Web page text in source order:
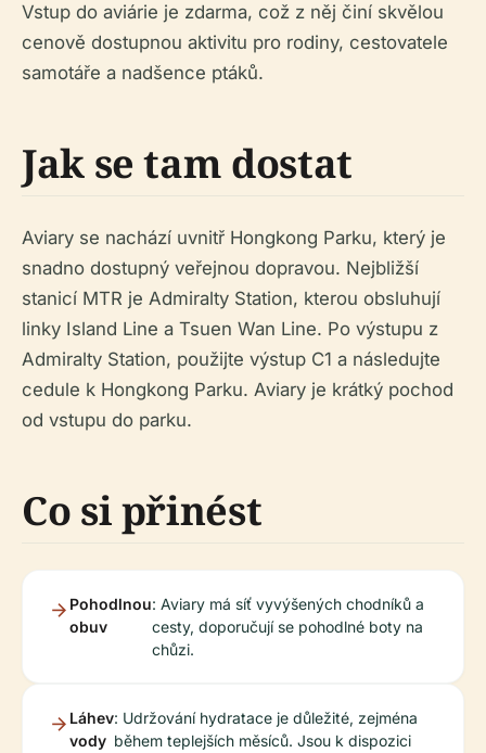
Vstup do aviárie je zdarma, což z něj činí skvělou
cenově dostupnou aktivitu pro rodiny, cestovatele
samotáře a nadšence ptáků.
Jak se tam dostat
Aviary se nachází uvnitř Hongkong Parku, který je
snadno dostupný veřejnou dopravou. Nejbližší
stanicí MTR je Admiralty Station, kterou obsluhují
linky Island Line a Tsuen Wan Line. Po výstupu z
Admiralty Station, použijte výstup C1 a následujte
cedule k Hongkong Parku. Aviary je krátký pochod
od vstupu do parku.
Co si přinést
Pohodlnou
obuv
: Aviary má síť vyvýšených chodníků a
cesty, doporučují se pohodlné boty na
chůzi.
Láhev
vody
: Udržování hydratace je důležité, zejména
během teplejších měsíců. Jsou k dispozici